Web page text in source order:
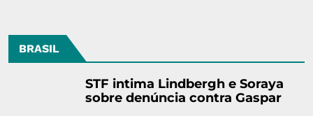
BRASIL
STF intima Lindbergh e Soraya
sobre denúncia contra Gaspar